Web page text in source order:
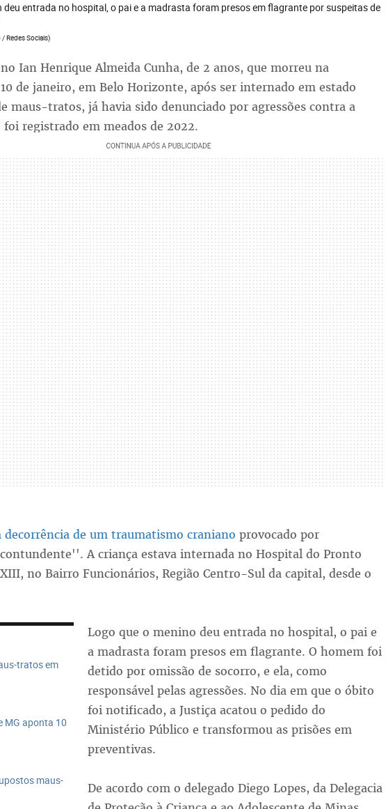
deu entrada no hospital, o pai e a madrasta foram presos em flagrante por suspeitas de
Redes Sociais)
Ian Henrique Almeida Cunha, de 2 anos, que morreu na
de janeiro, em Belo Horizonte, após ser internado em estado
maus-tratos, já havia sido denunciado por agressões contra a
foi registrado em meados de 2022.
de um traumatismo craniano provocado por
A criança estava internada no Hospital do Pronto
no Bairro Funcionários, Região Centro-Sul da capital, desde o
tratos em
MG aponta 10
maus-
Logo que o menino deu entrada no hospital, o pai e
a madrasta foram presos em flagrante. O homem foi
detido por omissão de socorro, e ela, como
responsável pelas agressões. No dia em que o óbito
foi notificado, a Justiça acatou o pedido do
Ministério Público e transformou as prisões em
preventivas.
De acordo com o delegado Diego Lopes, da Delegacia